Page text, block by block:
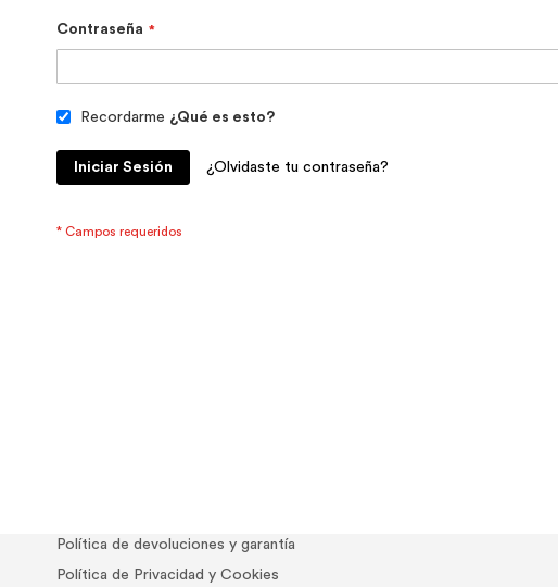
Contraseña
Recordarme ¿Qué es esto?
Iniciar Sesión ¿Olvidaste tu contraseña?
Política de devoluciones y garantía
Política de Privacidad y Cookies